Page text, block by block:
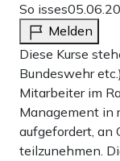
So isses
Melden
Diese Kurse
Bundeswehr
Mitarbeiter im
Management in
aufgefordert, an
teilzunehmen.